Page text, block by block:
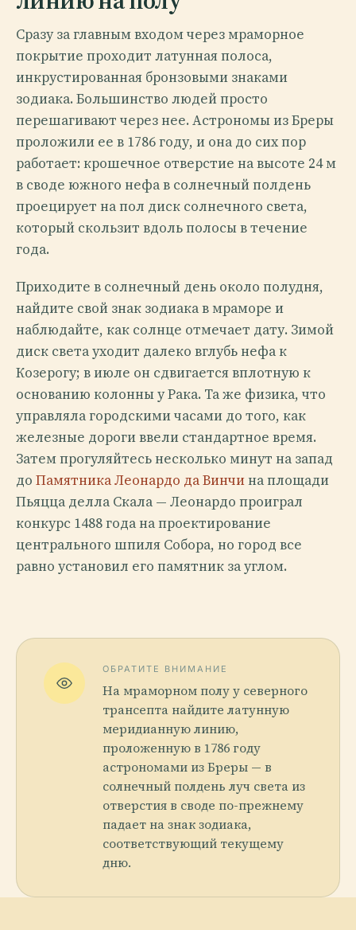
Сразу за главным входом через мраморное
покрытие проходит латунная полоса,
инкрустированная бронзовыми знаками
зодиака. Большинство людей просто
перешагивают через нее. Астрономы из Бреры
проложили ее в 1786 году, и она до сих пор
работает: крошечное отверстие на высоте 24 м
в своде южного нефа в солнечный полдень
проецирует на пол диск солнечного света,
который скользит вдоль полосы в течение
года.
Приходите в солнечный день около полудня,
найдите свой знак зодиака в мраморе и
наблюдайте, как солнце отмечает дату. Зимой
диск света уходит далеко вглубь нефа к
Козерогу; в июле он сдвигается вплотную к
основанию колонны у Рака. Та же физика, что
управляла городскими часами до того, как
железные дороги ввели стандартное время.
Затем прогуляйтесь несколько минут на запад
до Памятника Леонардо да Винчина площади
Пьяцца делла Скала — Леонардо проиграл
конкурс 1488 года на проектирование
центрального шпиля Собора, но город все
равно установил его памятник за углом.
ОБРАТИТЕ ВНИМАНИЕ
На мраморном полу у северного
трансепта найдите латунную
меридианную линию,
проложенную в 1786 году
астрономами из Бреры — в
солнечный полдень луч света из
отверстия в своде по-прежнему
падает на знак зодиака,
соответствующий текущему
дню.